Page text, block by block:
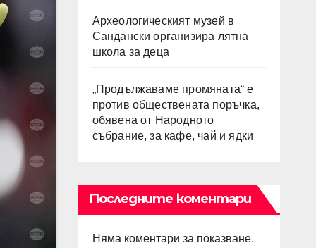
Археологическият музей в
Сандански организира лятна
школа за деца
„Продължаваме промяната“ е
против обществената поръчка,
обявена от Народното
събрание, за кафе, чай и ядки
Последните коментари
Няма коментари за показване.